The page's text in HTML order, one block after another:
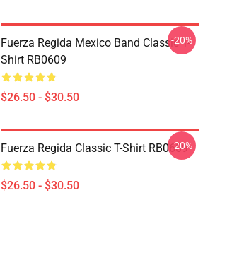
Fuerza Regida Mexico Band Classic T-
Shirt RB0609
$26.50 - $30.50
-20%
Fuerza Regida Classic T-Shirt RB0609
$26.50 - $30.50
-20%